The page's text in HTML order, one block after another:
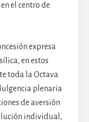
el centro de
expresa
en estos
toda la Octava
plenaria
de aversión
individual,